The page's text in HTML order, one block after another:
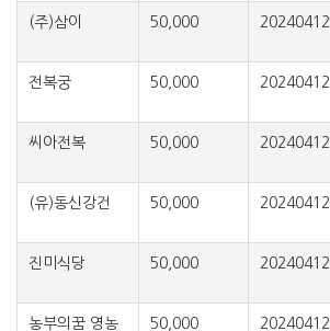
(주)삼이 50,000 20240412
전복궁 50,000 20240412
씨아전복 50,000 20240412
(유)동신강건 50,000 20240412
진미식당 50,000 20240412
농부의꿈 영농 50,000 20240412